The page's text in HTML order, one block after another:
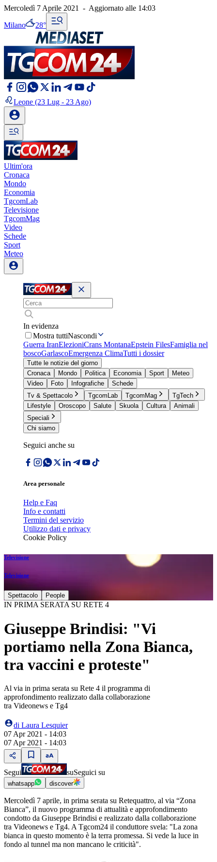
Mercoledì 7 Aprile 2021 - Aggiornato alle 14:03
Milano 28°
Leone (23 Lug - 23 Ago)
Ultim'ora
Cronaca
Mondo
Economia
TgcomLab
Televisione
TgcomMag
Video
Schede
Sport
Meteo
In evidenza
Mostra tuttiNascondi
Guerra IranElezioniCrans MontanaEpstein FilesFamiglia nel
boscoGarlascoEmergenza ClimaTutti i dossier
Tutte le notizie del giorno
Cronaca
Mondo Politica Economia Sport
Meteo
Video
Foto Infografiche
Schede
Tv & Spettacolo
TgcomLab TgcomMag
TgTech
Lifestyle
Oroscopo Salute Skuola Cultura
Animali
Speciali
Chi siamo
Seguici anche su
Area personale
Help e Faq
Info e contatti
Termini del servizio
Utilizzo dati e privacy
Cookie Policy
Televisione
Televisione
Spettacolo People
IN PRIMA SERATA SU RETE 4
Giuseppe Brindisi: "Vi
portiamo nella Zona Bianca,
tra vaccini e proteste"
Al via in prima serata su Rete 4 il programma di
approfondimento realizzato dalla collaborazione
tra Videonews e Tg4
di Laura Lesquier
07 Apr 2021 - 14:03
07 Apr 2021 - 14:03
Segui suSeguici su
whatsapp discover
Mercoledì 7 aprile, in prima serata su Retequattro, al via “Zona
Bianca”, il nuovo programma di attualità e approfondimento
condotto da Giuseppe Brindisi e realizzato dalla collaborazione
tra Videonews e Tg4. A Tgcom24 il conduttore svela: "La zona
bianca in questo momento è la terra promessa. Si vede la luce in
fondo al tunnel ma non mancano le criticità".